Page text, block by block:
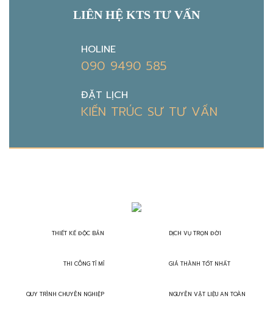
LIÊN HỆ KTS TƯ VẤN
HOLINE
090 9490 585
ĐẶT LỊCH
KIẾN TRÚC SƯ TƯ VẤN
THIẾT KẾ ĐỘC BẢN
THI CÔNG TỈ MỈ
QUY TRÌNH CHUYÊN NGHIỆP
DỊCH VỤ TRỌN ĐỜI
GIÁ THÀNH TỐT NHẤT
NGUYÊN VẬT LIỆU AN TOÀN